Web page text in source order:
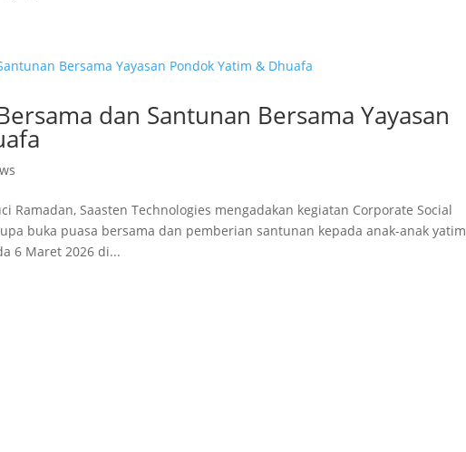
dan Santunan Bersama Yayasan
Ramadan, Saasten Technologies mengadakan kegiatan Corporate Social
buka puasa bersama dan pemberian santunan kepada anak-anak yatim
6 Maret 2026 di...